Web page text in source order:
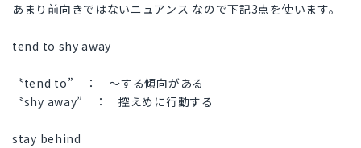
あまり前向きではないニュアンス なので下記3点を使います。
tend to shy away
〝tend to” ： ～する傾向がある
〝shy away” ： 控えめに行動する
stay behind